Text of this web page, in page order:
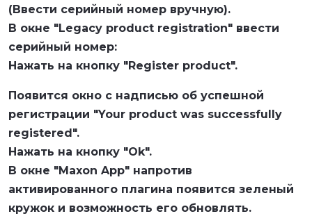
(Ввести серийный номер вручную).
В окне "Legacy product registration" ввести
серийный номер:
Нажать на кнопку "Register product".
Появится окно с надписью об успешной
регистрации "Your product was successfully
registered".
Нажать на кнопку "Ok".
В окне "Maxon App" напротив
активированного плагина появится зеленый
кружок и возможность его обновлять.